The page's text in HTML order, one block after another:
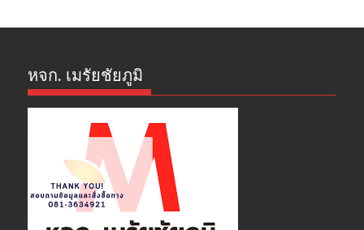
หจก. เมรัยชัยภูมิ